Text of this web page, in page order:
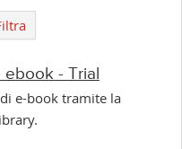
ebook - Trial
e-book tramite la